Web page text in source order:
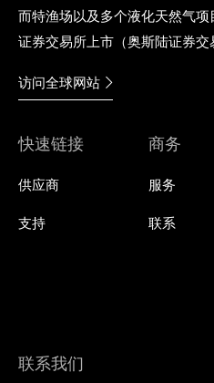
而特渔场以及多个液化天然气
证券交易所上市（奥斯陆证券交
访问全球网站
快速链接
供应商
支持
商务
服务
联系
联系我们